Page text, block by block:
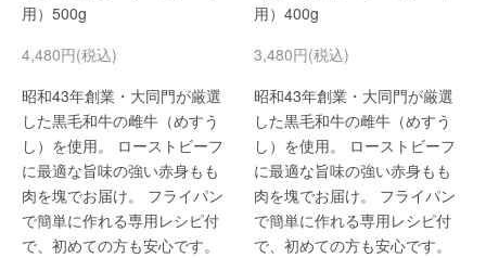
用）500g
4,480円(税込)
昭和43年創業・大同門が厳選
した黒毛和牛の雌牛（めすう
し）を使用。 ローストビーフ
に最適な旨味の強い赤身もも
肉を塊でお届け。 フライパン
で簡単に作れる専用レシピ付
で、初めての方も安心です。
用）400g
3,480円(税込)
昭和43年創業・大同門が厳選
した黒毛和牛の雌牛（めすう
し）を使用。 ローストビーフ
に最適な旨味の強い赤身もも
肉を塊でお届け。 フライパン
で簡単に作れる専用レシピ付
で、初めての方も安心です。